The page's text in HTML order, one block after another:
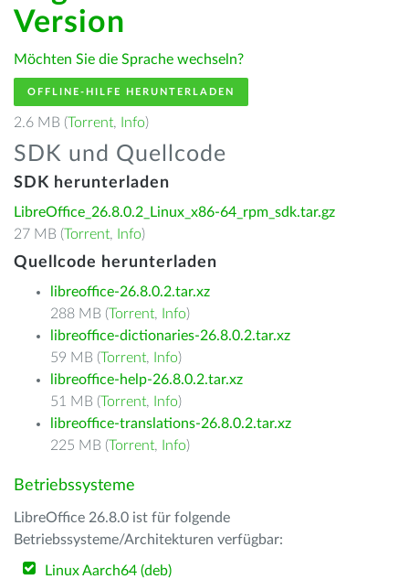
Version
Möchten Sie die Sprache wechseln?
OFFLINE-HILFE HERUNTERLADEN
2.6 MB (Torrent, Info)
SDK und Quellcode
SDK herunterladen
LibreOffice_26.8.0.2_Linux_x86-64_rpm_sdk.tar.gz
27 MB (Torrent, Info)
Quellcode herunterladen
libreoffice-26.8.0.2.tar.xz
288 MB (Torrent, Info)
libreoffice-dictionaries-26.8.0.2.tar.xz
59 MB (Torrent, Info)
libreoffice-help-26.8.0.2.tar.xz
51 MB (Torrent, Info)
libreoffice-translations-26.8.0.2.tar.xz
225 MB (Torrent, Info)
Betriebssysteme
LibreOffice 26.8.0 ist für folgende
Betriebssysteme/Architekturen verfügbar:
Linux Aarch64 (deb)